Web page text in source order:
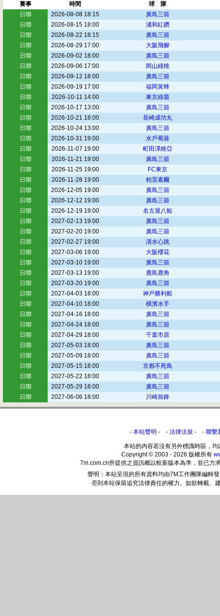
賽事
時間
球 隊
日聯
2026-08-08 18:15
廣島三箭
日聯
2026-08-15 18:00
浦和紅鑽
日聯
2026-08-22 18:15
廣島三箭
日聯
2026-08-29 17:00
大阪飛腳
日聯
2026-09-02 18:00
廣島三箭
日聯
2026-09-06 17:00
岡山綠雉
日聯
2026-09-12 18:00
廣島三箭
日聯
2026-09-19 17:00
福岡黃蜂
日聯
2026-10-11 14:00
東京綠茵
日聯
2026-10-17 13:00
廣島三箭
日聯
2026-10-21 18:00
長崎成功丸
日聯
2026-10-24 13:00
廣島三箭
日聯
2026-10-31 19:00
水戶蜀葵
日聯
2026-11-07 19:00
町田澤維亞
日聯
2026-11-21 19:00
廣島三箭
日聯
2026-11-25 19:00
FC東京
日聯
2026-11-28 19:00
柏雷素爾
日聯
2026-12-05 19:00
廣島三箭
日聯
2026-12-12 19:00
廣島三箭
日聯
2026-12-19 19:00
名古屋八鯨
日聯
2027-02-13 19:00
廣島三箭
日聯
2027-02-20 19:00
廣島三箭
日聯
2027-02-27 19:00
清水心跳
日聯
2027-03-06 19:00
大阪櫻花
日聯
2027-03-10 19:00
廣島三箭
日聯
2027-03-13 19:00
鹿島鹿角
日聯
2027-03-20 19:00
廣島三箭
日聯
2027-04-03 18:00
神戶勝利船
日聯
2027-04-10 18:00
橫濱水手
日聯
2027-04-16 18:00
廣島三箭
日聯
2027-04-24 18:00
廣島三箭
日聯
2027-04-29 18:00
千葉市原
日聯
2027-05-03 18:00
廣島三箭
日聯
2027-05-09 18:00
廣島三箭
日聯
2027-05-15 18:00
京都不死鳥
日聯
2027-05-22 18:00
廣島三箭
日聯
2027-05-29 18:00
廣島三箭
日聯
2027-06-06 18:00 川崎前鋒
- 本站聲明 - - 法律法規 - - 聯繫
本站的內容若沒有另外標識時區，均
Copyright © 2003 - 2026 版權所有
7m.com.cn所提供之資訊概以較新版本為準，並已力
聲明：本站呈現的所有資料均由7M工作團隊編輯
否則本站保留追究法律責任的權力。如欲轉載、